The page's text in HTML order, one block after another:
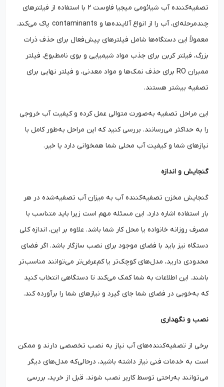
تصفیه‌کننده آب شیائومی میجیا فاوست 2 با استفاده از فیلترهای
چندمرحله‌ای، آب را از انواع آلاینده‌ها و contaminants پاک می‌کند.
معمولاً این دستگاه‌ها شامل فیلترهای پیش‌فعال برای حذف ذرات
بزرگ، فیلتر کربن برای جذب مواد شیمیایی و بوی نامطبوع، فیلتر
ممبران RO برای حذف نمک‌ها و مواد معدنی، و فیلتر نهایی برای
تصفیه بیشتر هستند.
این مراحل تصفیه به‌صورت متوالی عمل کرده و کیفیت آب خروجی
را به حداکثر می‌رسانند. بررسی کنید که این مراحل به‌طور کامل با
نیازهای شما و کیفیت آب محلی شما همخوانی دارد یا خیر.
گنجایش و اندازه
گنجایش مخزن تصفیه‌کننده آب به میزان آب تصفیه‌شده در هر
بار استفاده اشاره دارد. این مسئله مهم است زیرا باید متناسب با
مصرف روزانه خانواده یا محل کار شما باشد. علاوه بر این، اندازه کلی
دستگاه نیز باید با فضای موجود برای نصب سازگار باشد. اگر فضای
محدودی دارید، مدل‌های کوچک‌تر یا کم‌عرض‌تر می‌توانند مناسب‌تر
باشند. این اطلاعات به شما کمک می‌کند تا دستگاهی انتخاب کنید
که به‌خوبی در فضای شما جای گیرد و نیازهای شما را برآورده کند.
نصب و نگهداری
برخی از تصفیه‌کننده‌های آب نیاز به نصب تخصصی دارند و ممکن
است به خدمات فنی نیاز داشته باشید، درحالی‌که مدل‌های دیگر
می‌توانند به‌راحتی توسط کاربر نصب شوند. قبل از خرید، بررسی